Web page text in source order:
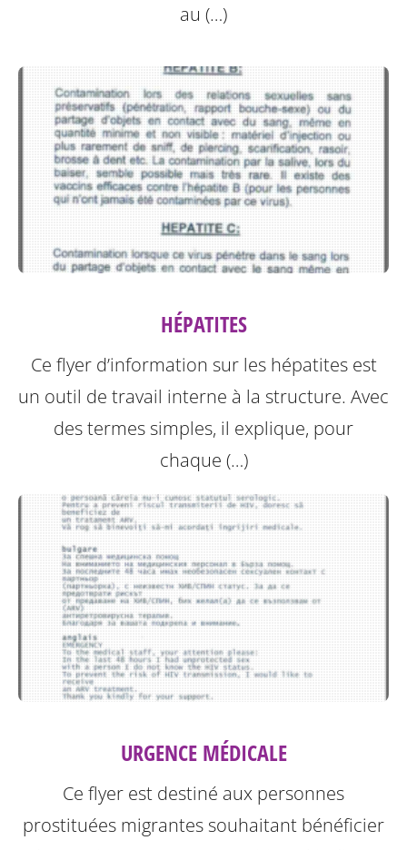
au (…)
HÉPATITES
Ce flyer d’information sur les hépatites est
un outil de travail interne à la structure. Avec
des termes simples, il explique, pour
chaque (…)
URGENCE MÉDICALE
Ce flyer est destiné aux personnes
prostituées migrantes souhaitant bénéficier